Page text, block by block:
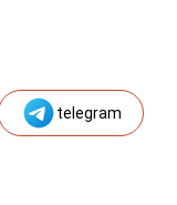
telegram